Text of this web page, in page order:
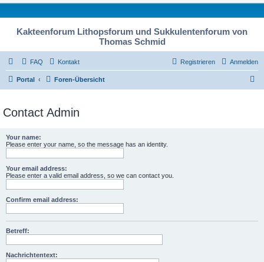
Kakteenforum Lithopsforum und Sukkulentenforum von
Thomas Schmid
FAQ Kontakt Anmelden
Registrieren
Portal Foren-Übersicht
Contact Admin
Your name:
Please enter your name, so the message has an identity.
Your email address:
Please enter a valid email address, so we can contact you.
Confirm email address:
Betreff:
Nachrichtentext: